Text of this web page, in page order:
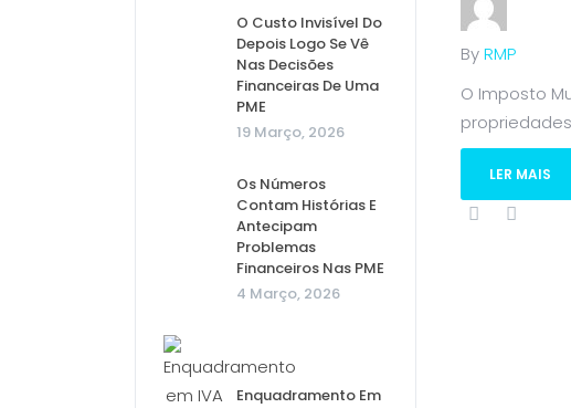
O Custo Invisível Do
Depois Logo Se Vê
Nas Decisões
Financeiras De Uma
PME
19 Março, 2026
Os Números
Contam Histórias E
Antecipam
Problemas
Financeiros Nas PME
4 Março, 2026
Enquadramento Em
ByRMP
O Imposto
LER MAIS